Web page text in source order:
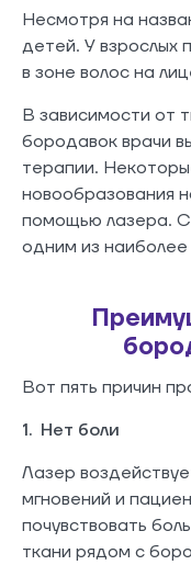
Несмотря на
детей. У взрослых
в зоне волос на
В зависимости от
бородавок врачи
терапии.
новообразования
помощью лазера.
одним из
Вот пять причин
1. Нет боли
Лазер
мгновений и
почувствовать
ткани рядом с